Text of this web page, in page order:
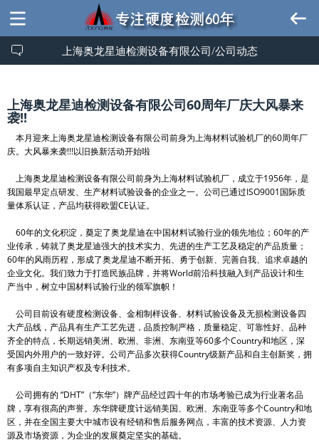
上海奥龙星迪检测设备有限公司/公司动态
上海奥龙星迪检测设备有限公司60周年厂庆大风暴来
袭!!
本月迎来上海奥龙星迪检测设备有限公司前身为上海材料试验机厂的60周年厂
庆。大风暴来袭!!!以旧换新活动开始啦
上海奥龙星迪检测设备有限公司前身为上海材料试验机厂，成立于1956年，是
我国最早定点研发、生产材料试验设备的企业之一。公司已通过ISO9001国际质
量体系认证，产品均获得欧盟CE认证。
60年的文化积淀，奠定了奥龙星迪在中国材料试验行业的领先地位；60年的产
业传承，铸就了奥龙星迪强大的技术实力、先进的生产工艺及稳定的产品质量；
60年的风雨历程，形成了奥龙星迪不断开拓、勇于创新、完善自我、追求卓越的
企业文化。我们致力于打造民族品牌，并将World前沿科技融入到产品设计和生
产当中，树立中国材料试验行业的领军旗帜！
公司目前设有硬度检测设备、金相制样设备、材料试验设备及无损检测设备四
大产品线，产品具有生产工艺先进，品质控制严格，质量稳定、可靠性好、品种
齐全的特点，长期远销美洲、欧洲、非洲、东南亚等60多个Country和地区，深
受国内外用户的一致好评。公司产品多次获得Country级新产品和自主创新奖，拥
有多项自主知识产权及专利技术。
公司拥有的 “DHT”（“东华”）牌产品经过四十年的市场考验已成为行业著名品
牌，享有很高的声誉。东华牌硬度计远销美国、欧洲、东南亚等多个Country和地
区，并在全国主要大中城市设有经销和售后服务网点，丰富的技术资源、人力资
源及市场资源，为企业的发展奠定坚实的基础。